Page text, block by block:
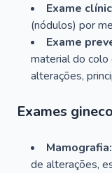
Exame
(nódulos) por
Exame
material do
alterações,
Exames
Mamografia:
de alterações,